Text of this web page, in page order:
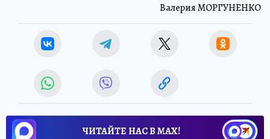
Валерия МОРГУНЕНКО
ЧИТАЙТЕ НАС В МАХ!